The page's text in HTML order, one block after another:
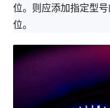
位。则应添加指定型
位。